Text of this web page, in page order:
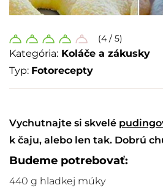
(4 / 5)
Kategória: Koláče a zákusky
Typ: Fotorecepty
Vychutnajte si skvelé
k čaju, alebo len tak. Dobrú
Budeme potrebovať:
440 g hladkej múky